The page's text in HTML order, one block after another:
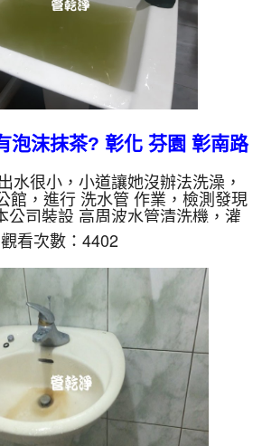
泡沫抹茶? 彰化 芬園 彰南路
洗水管
水很小，小道讓她沒辦法洗澡，
館，進行 洗水管 作業，檢測發現
公司裝設 高周波水管清洗機，灌
等了約15分，開啟 水管清洗機 ，
一開始就洗出多種顏色髒水，就
泡沫抹茶，三個多小時後，熱水
是自來水，如水管老化，會產生
出來的水就會是咖啡色，地下水
會結成黑色管垢，洗出來的水會
洗出綠色的水，是因為裡面有銅
物質，生鏽產生銅...
觀看次數：4402